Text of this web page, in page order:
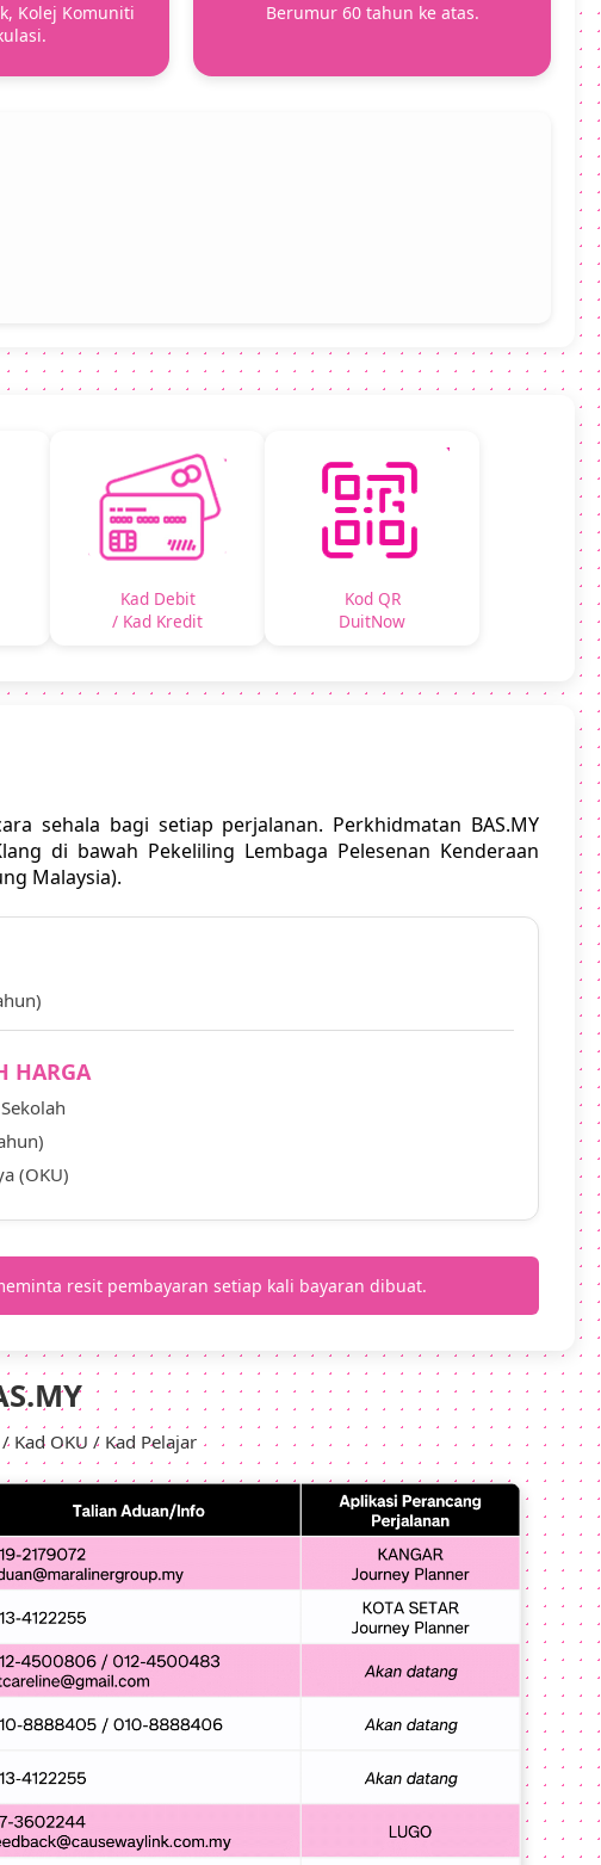
Kolej Komuniti
Berumur 60 tahun ke atas.
Kad Debit
/ Kad Kredit
Kod QR
DuitNow
sehala bagi setiap perjalanan. Perkhidmatan BAS.MY
di bawah Pekeliling Lembaga Pelesenan Kenderaan
Malaysia).
HARGA
(OKU)
resit pembayaran setiap kali bayaran dibuat.
Kad OKU / Kad Pelajar